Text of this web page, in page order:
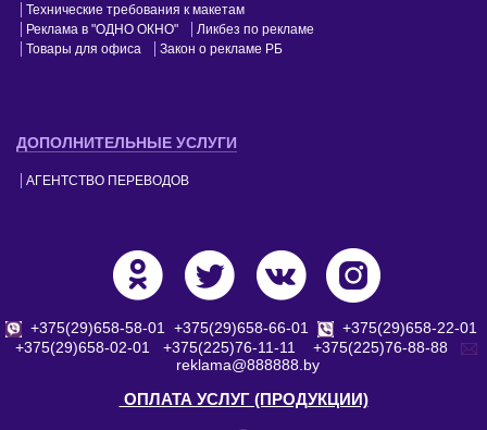
Технические требования к макетам
Реклама в "ОДНО ОКНО"
Ликбез по рекламе
Товары для офиса
Закон о рекламе РБ
ДОПОЛНИТЕЛЬНЫЕ УСЛУГИ
АГЕНТСТВО ПЕРЕВОДОВ
+375(29)658-58-01 +375(29)658-66-01
+375(29)658-22-01
+375(29)658-02-01
+375(225)76-11-11
+375(225)76-88-88
reklama@888888.by
ОПЛАТА УСЛУГ (ПРОДУКЦИИ)